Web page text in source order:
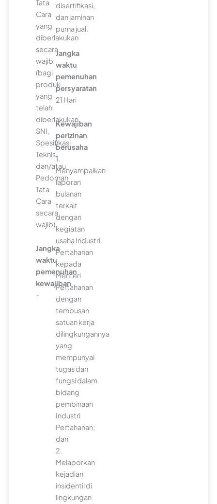
Tata
Cara
yang
diberlakukan
secara
wajib
(bagi
produk
yang
telah
diberlakukan
SNI,
Spesifikasi
Teknis,
dan/atau
Pedoman
Tata
Cara
secara
wajib).
Jangka
waktu
pemenuhan
kewajiban
-
disertifikasi,
dan jaminan
purna jual.
Jangka
waktu
pemenuhan
persyaratan
21 Hari
Kewajiban
perizinan
berusaha
1.
Menyampaikan
laporan
bulanan
terkait
dengan
kegiatan
usaha Industri
Pertahanan
kepada
Menteri
Pertahanan
dengan
tembusan
satuan kerja
dilingkungannya
yang
mempunyai
tugas dan
fungsi dalam
bidang
pembinaan
Industri
Pertahanan;
dan
2.
Melaporkan
kejadian
insidentil di
lingkungan